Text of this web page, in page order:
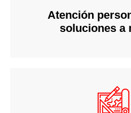
Atención
soluciones a